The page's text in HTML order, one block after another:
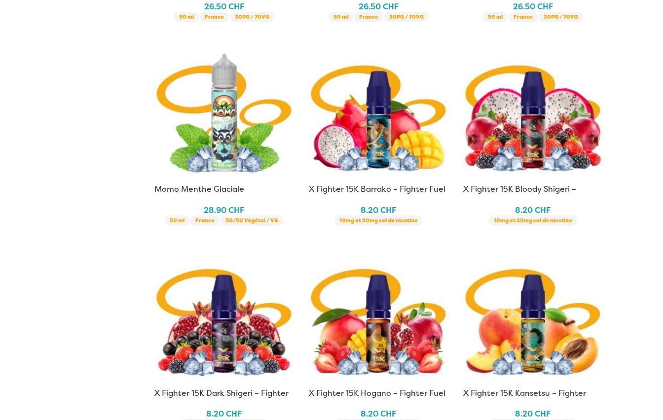
26.50CHF
50 ml France 30PG / 70VG
26.50CHF
50 ml France 30PG / 70VG
26.50CHF
50 ml France 30PG / 70VG
Momo Menthe Glaciale
28.90CHF
50 ml France 50/50 Végétol / VG
X Fighter 15K Barrako – Fighter Fuel
8.20CHF
10mg et 20mg sel de nicotine
X Fighter 15K Bloody Shigeri –
8.20CHF
10mg et 20mg sel de nicotine
X Fighter 15K Dark Shigeri – Fighter
8.20CHF
X Fighter 15K Hogano – Fighter Fuel
8.20CHF
X Fighter 15K Kansetsu – Fighter
8.20CHF